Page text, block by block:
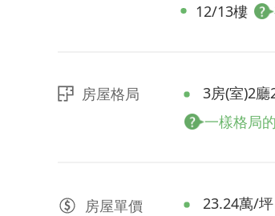
12/13樓
房屋格局
3房(室)2廳
一樣格局
房屋單價
23.24萬/坪